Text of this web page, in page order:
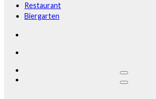
Restaurant
Biergarten